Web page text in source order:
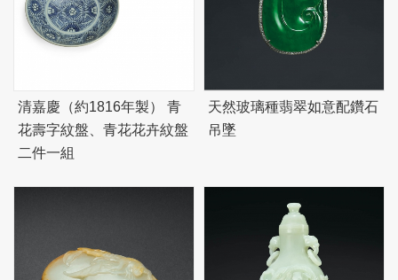
清嘉慶（約1816年製） 青
花壽字紋盤、青花花卉紋盤
二件一組
天然玻璃種翡翠如意配鑽石
吊墜